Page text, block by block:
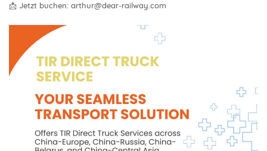
📩 Jetzt buchen: arthur@dear-railway.com